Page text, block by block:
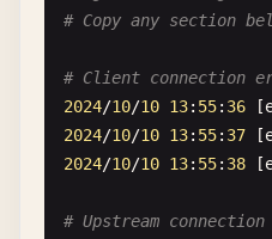
# Copy any section
# Client connection
2024/10/10 13: 55: 36 [
2024/10/10 13: 55: 37 [
2024/10/10 13: 55: 38 [
# Upstream